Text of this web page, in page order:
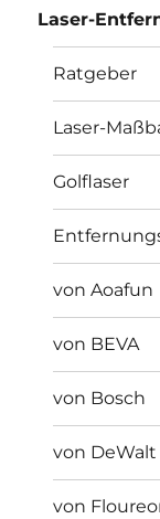
Laser-
Ratgeber
Laser-
Golflaser
von Aoafun
von BEVA
von Bosch
von DeWalt
von